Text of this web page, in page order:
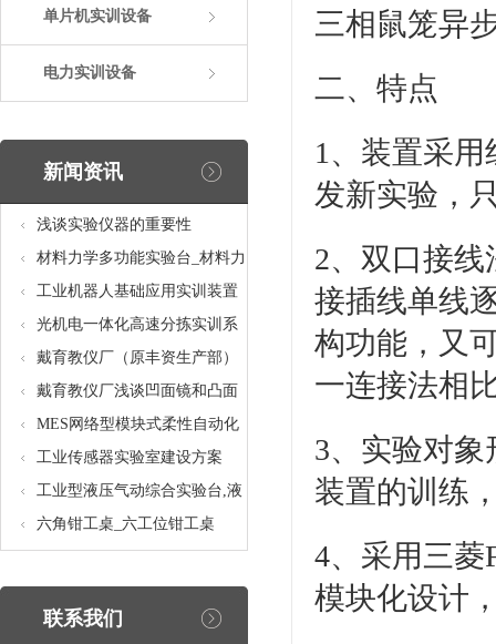
单片机实训设备
电力实训设备
新闻资讯
浅谈实验仪器的重要性
材料力学多功能实验台_材料力
学多功能考核实验实训设备
工业机器人基础应用实训装置
台_工业机器人基础应用实训考
核设备
光机电一体化高速分拣实训系
统_光机电一体化高速分拣实验
实训设备
戴育教仪厂（原丰资生产部）
助力春季高教仪器展
戴育教仪厂浅谈凹面镜和凸面
镜的区别之处
MES网络型模块式柔性自动化
生产线实验系统(八站)_模块柔
性自动化生产线教学实训设备
工业传感器实验室建设方案
工业型液压气动综合实验台,液
压气动综合实训台
六角钳工桌_六工位钳工桌
联系我们
三相鼠笼异
二、特点
1、装置采
发新实验，
2、双口接
接插线单线
构功能，又
一连接法相
3、实验对
装置的训练
4、采用三
模块化设计